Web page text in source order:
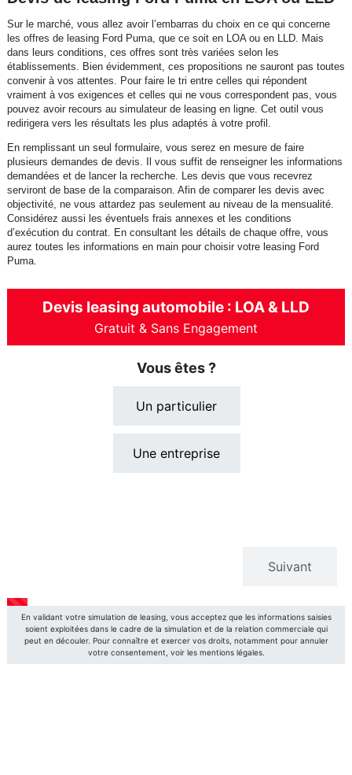
Sur le marché, vous allez avoir l’embarras du choix en ce qui concerne
les offres de leasing Ford Puma, que ce soit en LOA ou en LLD. Mais
dans leurs conditions, ces offres sont très variées selon les
établissements. Bien évidemment, ces propositions ne sauront pas toutes
convenir à vos attentes. Pour faire le tri entre celles qui répondent
vraiment à vos exigences et celles qui ne vous correspondent pas, vous
pouvez avoir recours au simulateur de leasing en ligne. Cet outil vous
redirigera vers les résultats les plus adaptés à votre profil.
En remplissant un seul formulaire, vous serez en mesure de faire
plusieurs demandes de devis. Il vous suffit de renseigner les informations
demandées et de lancer la recherche. Les devis que vous recevrez
serviront de base de la comparaison. Afin de comparer les devis avec
objectivité, ne vous attardez pas seulement au niveau de la mensualité.
Considérez aussi les éventuels frais annexes et les conditions
d’exécution du contrat. En consultant les détails de chaque offre, vous
aurez toutes les informations en main pour choisir votre leasing Ford
Puma.